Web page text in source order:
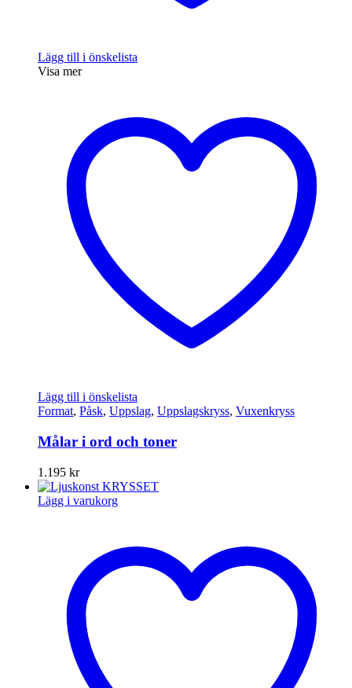
Lägg till i önskelista
Visa mer
Lägg till i önskelista
Format, Påsk, Uppslag, Uppslagskryss, Vuxenkryss
Målar i ord och toner
1.195 kr
Lägg i varukorg